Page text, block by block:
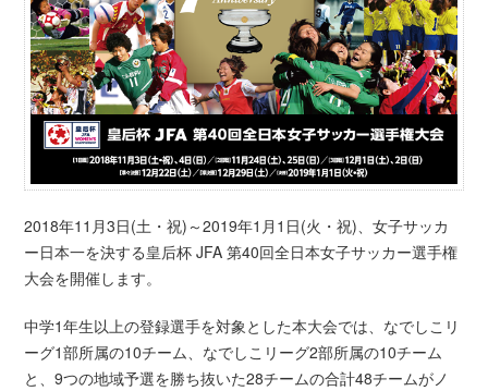
2018年11月3日(土・祝)～2019年1月1日(火・祝)、女子サッカ
ー日本一を決する皇后杯 JFA 第40回全日本女子サッカー選手権
大会を開催します。
中学1年生以上の登録選手を対象とした本大会では、なでしこリ
ーグ1部所属の10チーム、なでしこリーグ2部所属の10チーム
と、9つの地域予選を勝ち抜いた28チームの合計48チームがノ